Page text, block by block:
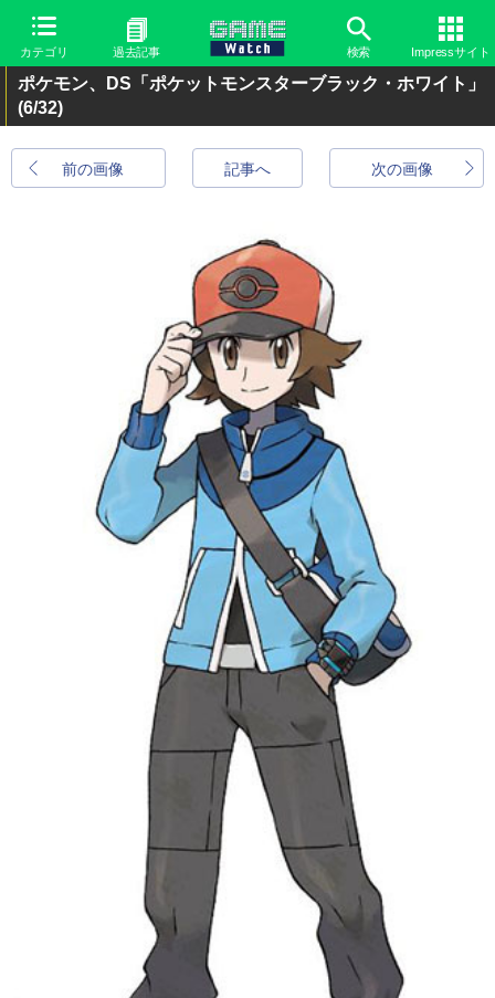
カテゴリ 過去記事 検索 Impressサイト
ポケモン、DS「ポケットモンスターブラック・ホワイト」
(6/32)
前の画像 次の画像
記事へ